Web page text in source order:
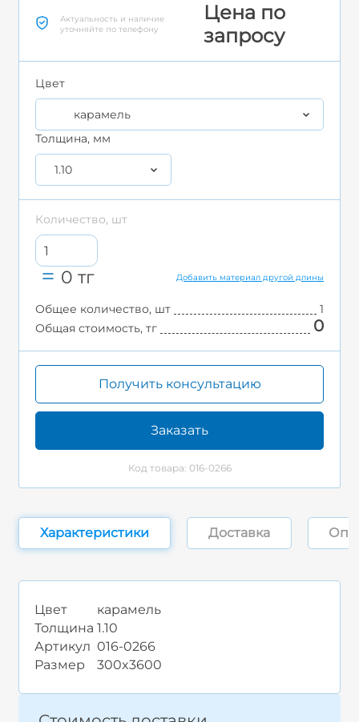
Актуальность и наличие
уточняйте по телефону
Цена по
запросу
Цвет
карамель
Толщина, мм
1.10
Количество, шт
0 тг Добавить материал другой длины
Общее количество, шт
1
Общая стоимость, тг
0
Получить консультацию
Заказать
Код товара: 016-0266
Характеристики Доставка
Цвет
карамель
Толщина 1.10
Артикул 016-0266
Размер
300x3600